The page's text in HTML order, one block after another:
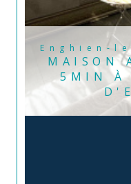
Enghien-
MAISON
5MIN À